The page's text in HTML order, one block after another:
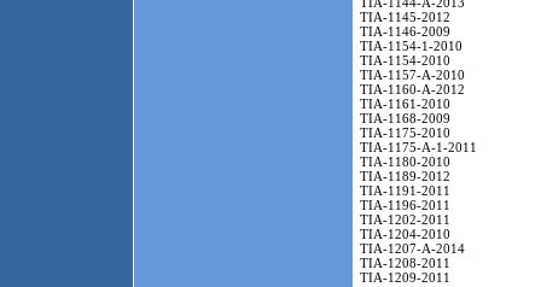
TIA-1145-2012
TIA-1146-2009
TIA-1154-1-2010
TIA-1154-2010
TIA-1157-A-2010
TIA-1160-A-2012
TIA-1161-2010
TIA-1168-2009
TIA-1175-2010
TIA-1175-A-1-2011
TIA-1180-2010
TIA-1189-2012
TIA-1191-2011
TIA-1196-2011
TIA-1202-2011
TIA-1204-2010
TIA-1207-A-2014
TIA-1208-2011
TIA-1209-2011